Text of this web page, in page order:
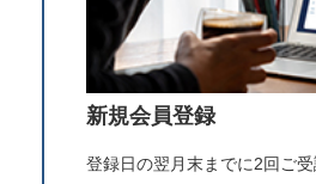
新規会員登録
登録日の翌月末までに2回ご受